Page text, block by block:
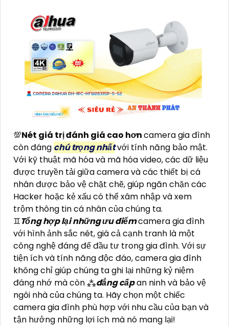
💯Nét giá trị đánh giá cao hơncamera gia đình
còn đáng chú trọng nhấtvới tính năng bảo mật.
Với kỹ thuật mã hóa và mã hóa video, các dữ liệu
được truyền tải giữa camera và các thiết bị cá
nhân được bảo vệ chặt chẽ, giúp ngăn chặn các
Hacker hoặc kẻ xấu có thể xâm nhập và xem
trộm thông tin cá nhân của chúng ta.
♊Tổng hợp lại những ưu điểmcamera gia đình
với hình ảnh sắc nét, giá cả cạnh tranh là một
công nghệ đáng để đầu tư trong gia đình. Với sự
tiện ích và tính năng độc đáo, camera gia đình
không chỉ giúp chúng ta ghi lại những kỷ niệm
đáng nhớ mà còn ⁂đẳng cấpan ninh và bảo vệ
ngôi nhà của chúng ta. Hãy chọn một chiếc
camera gia đình phù hợp với nhu cầu của bạn và
tận hưởng những lợi ích mà nó mang lại!